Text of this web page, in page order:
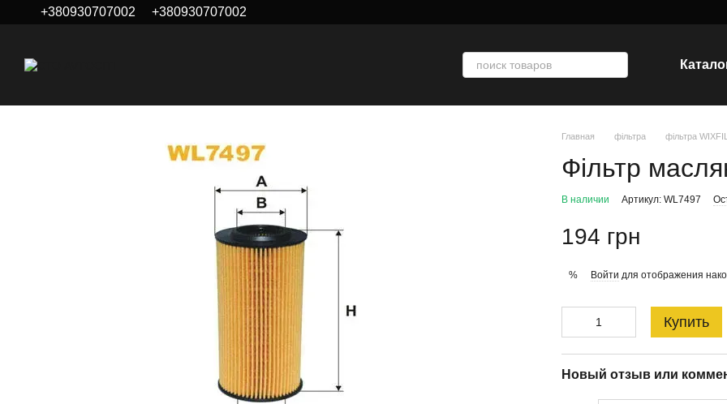
Перейти к основному контенту
+380930707002 +380930707002
Главная фільтра фільтра
Фільтр
В наличии Артикул: WL7497
194 грн
% Войти для отображения
Купить
Новый отзыв или